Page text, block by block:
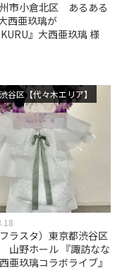
市小倉北区 あるある
西亜玖璃が
』大西亜玖璃 様
谷区【代々木エリア】
ラスタ）東京都渋谷区
山野ホール 『諏訪なな
亜玖璃コラボライブ』